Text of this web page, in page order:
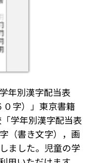
年別漢字配当表
０字）」東京書籍
学年別漢字配当表
（書き文字），画
ました。児童の学